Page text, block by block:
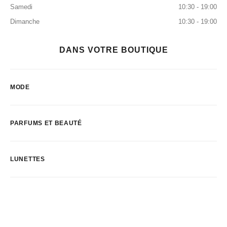
Samedi
10:30 - 19:00
Dimanche
10:30 - 19:00
DANS VOTRE BOUTIQUE
MODE
PARFUMS ET BEAUTÉ
LUNETTES